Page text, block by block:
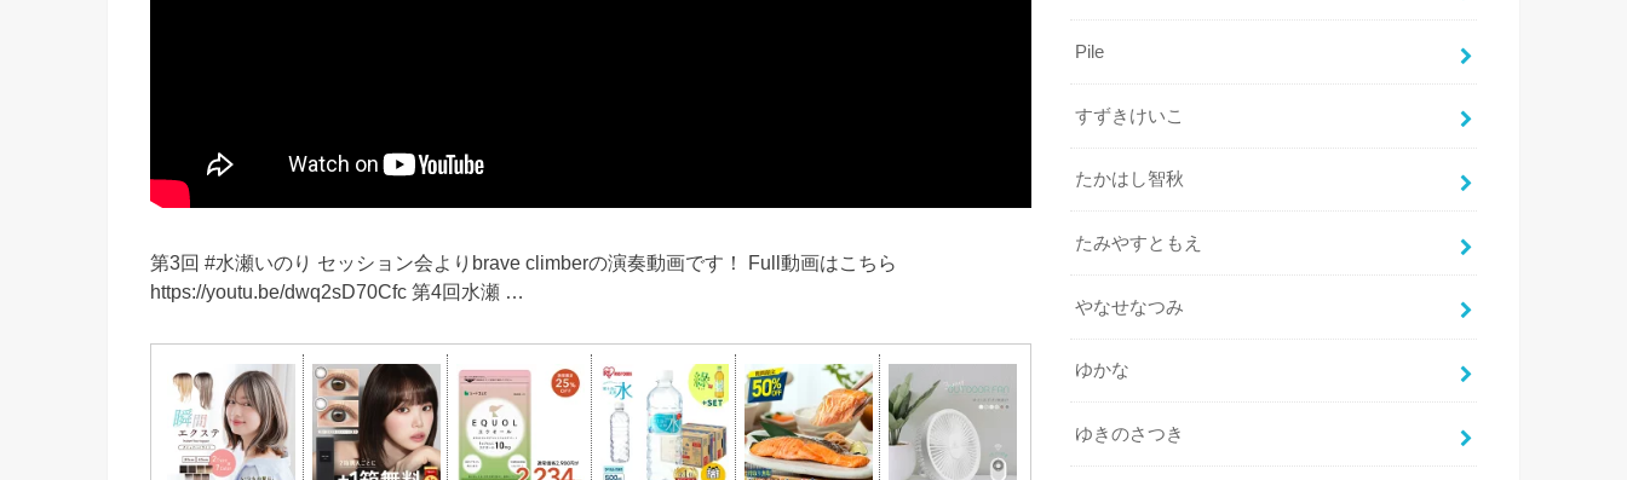
第3回 #水瀬いのり セッション会よりbrave climberの演奏動画です！ Full動画はこちら
https://youtu.be/dwq2sD70Cfc 第4回水瀬 …
Pile
すずきけいこ
たかはし智秋
たみやすともえ
やなせなつみ
ゆかな
ゆきのさつき